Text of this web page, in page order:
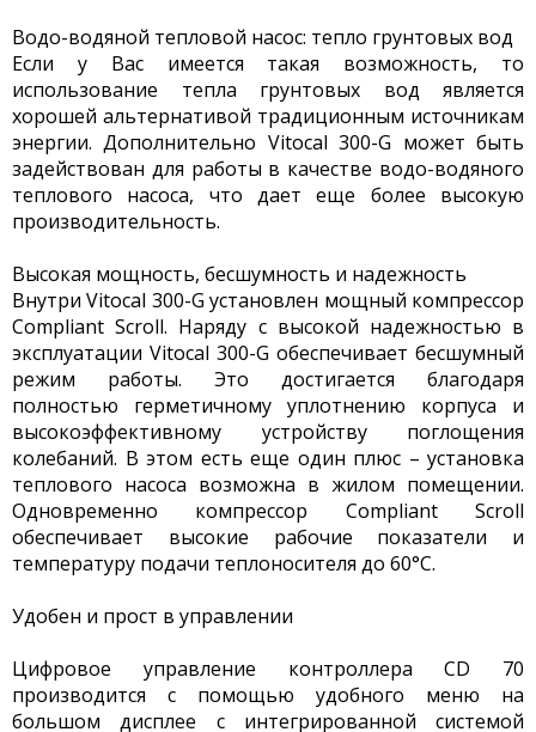
Водо-водяной тепловой насос: тепло грунтовых вод
Если у Вас имеется такая возможность, то
использование тепла грунтовых вод является
хорошей альтернативой традиционным источникам
энергии. Дополнительно Vitocal 300-G может быть
задействован для работы в качестве водо-водяного
теплового насоса, что дает еще более высокую
производительность.
Высокая мощность, бесшумность и надежность
Внутри Vitocal 300-G установлен мощный компрессор
Compliant Scroll. Наряду с высокой надежностью в
эксплуатации Vitocal 300-G обеспечивает бесшумный
режим работы. Это достигается благодаря
полностью герметичному уплотнению корпуса и
высокоэффективному устройству поглощения
колебаний. В этом есть еще один плюс – установка
теплового насоса возможна в жилом помещении.
Одновременно компрессор Compliant Scroll
обеспечивает высокие рабочие показатели и
температуру подачи теплоносителя до 60°C.
Удобен и прост в управлении
Цифровое управление контроллера CD 70
производится с помощью удобного меню на
большом дисплее с интегрированной системой